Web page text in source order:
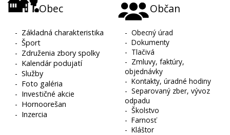
Obec
- Základná charakteristika
-Šport
- Združenia zbory spolky
- Kalendár podujatí
-Služby
- Foto galéria
- Investičné akcie
- Hornoorešan
- Inzercia
Občan
-Obecný úrad
-Dokumenty
- Tlačivá
- Zmluvy, faktúry,
objednávky
-Kontakty, úradné hodiny
-Separovaný zber, vývoz
odpadu
-Školstvo
-Farnosť
-Kláštor